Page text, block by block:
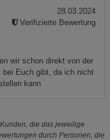
wir schon direkt von der
Euch gibt, da ich nicht
kann
28.03.2024
Verifizierte Bewertung
die das jeweilige
durch Personen, die